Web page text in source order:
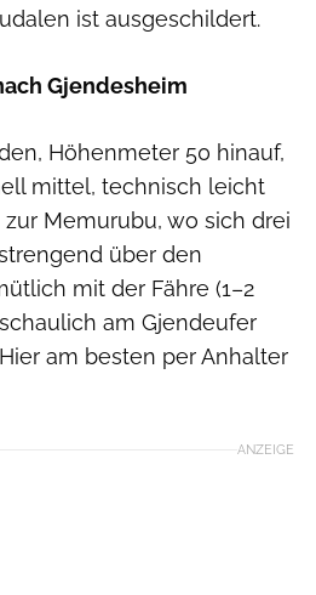
ist ausgeschildert.
Gjendesheim
Höhenmeter 50 hinauf,
mittel, technisch leicht
Memurubu, wo sich drei
über den
mit der Fähre (1–2
am Gjendeufer
am besten per Anhalter
ANZEIGE